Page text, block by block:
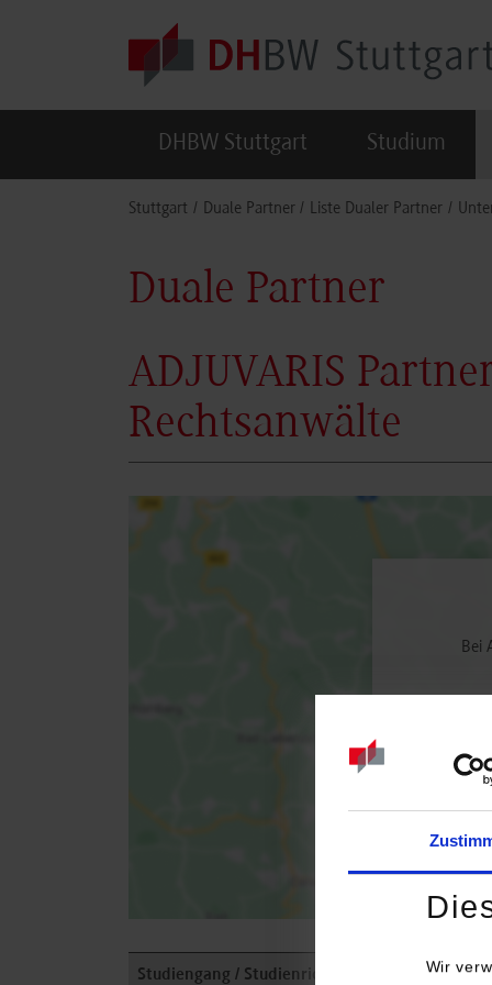
Wir
DHBW Stuttgart Studium
Stuttgart Duale Partner Liste Dualer Partner
Duale Partner
ADJUVARIS
Rechtsanwälte
Bei
Studiengang / Studienrichtung Anschrift /